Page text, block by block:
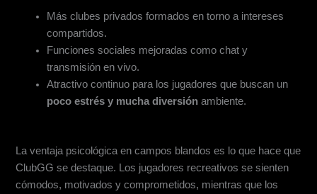
Más clubes privados formados en torno a intereses
compartidos.
Funciones sociales mejoradas como chat y
transmisión en vivo.
Atractivo continuo para los jugadores que buscan un
poco estrés y mucha diversiónambiente.
La ventaja psicológica en campos blandos es lo que hace que
ClubGG se destaque. Los jugadores recreativos se sienten
cómodos, motivados y comprometidos, mientras que los